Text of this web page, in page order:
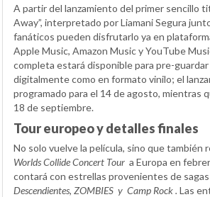
A partir del lanzamiento del primer sencillo
Away”, interpretado por Liamani Segura
fanáticos pueden disfrutarlo ya en
Apple Music, Amazon Music y YouTube
completa estará disponible para pre-
digitalmente como en formato vinilo; el
programado para el 14 de agosto, mientras
18 de septiembre.
Tour europeo y detalles finales
No solo vuelve la película, sino que también
Worlds Collide Concert Tour a Europa en
contará con estrellas provenientes de
Descendientes, ZOMBIES y Camp Rock. Las